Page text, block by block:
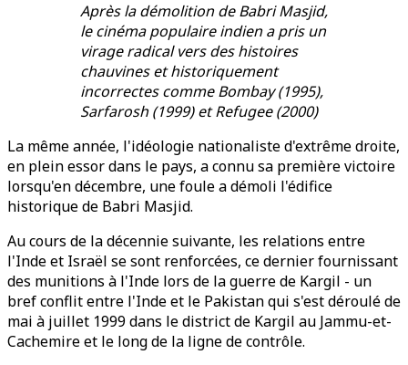
Après la démolition de Babri Masjid,
le cinéma populaire indien a pris un
virage radical vers des histoires
chauvines et historiquement
incorrectes comme Bombay (1995),
Sarfarosh (1999) et Refugee (2000)
La même année, l'idéologie nationaliste d'extrême droite,
en plein essor dans le pays, a connu sa première victoire
lorsqu'en décembre, une foule a démoli l'édifice
historique de Babri Masjid.
Au cours de la décennie suivante, les relations entre
l'Inde et Israël se sont renforcées, ce dernier fournissant
des munitions à l'Inde lors de la guerre de Kargil - un
bref conflit entre l'Inde et le Pakistan qui s'est déroulé de
mai à juillet 1999 dans le district de Kargil au Jammu-et-
Cachemire et le long de la ligne de contrôle.